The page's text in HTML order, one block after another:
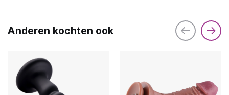
Anderen kochten ook